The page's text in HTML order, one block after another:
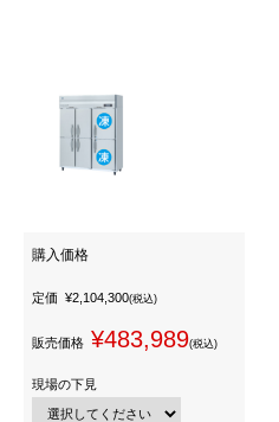
購入価格
定価 ¥2,104,300(税込)
販売価格 ¥483,989(税込)
現場の下見